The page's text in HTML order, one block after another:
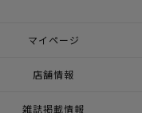
マイページ
店舗情報
雑誌掲載情報